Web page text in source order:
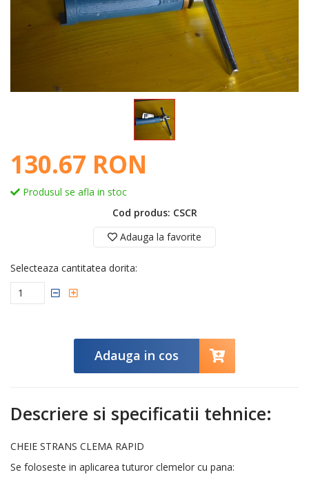
130.67 RON
Produsul se afla in stoc
Cod produs: CSCR
Adauga la favorite
Selecteaza cantitatea dorita:
Adauga in cos
Descriere si specificatii tehnice:
CHEIE STRANS CLEMA RAPID
Se foloseste in aplicarea tuturor clemelor cu pana: